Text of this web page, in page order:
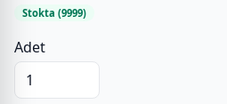
Stokta (9999)
Adet